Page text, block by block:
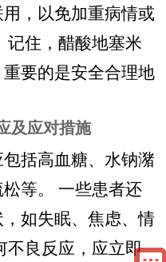
，以免加重病情或
记住，醋酸地塞米
要的是安全合理地
及应对措施
括高血糖、水钠潴
等。 一些患者还
如失眠、焦虑、情
不良反应，应立即